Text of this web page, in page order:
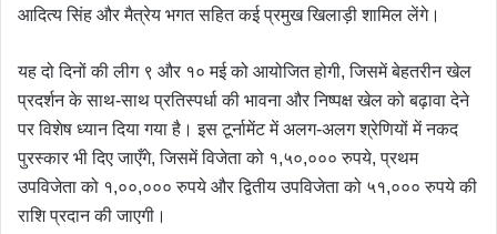
आदित्य सिंह और मैत्रेय भगत सहित कई प्रमुख खिलाड़ी शामिल लेंगे।
यह दो दिनों की लीग ९ और १० मई को आयोजित होगी, जिसमें बेहतरीन खेल
प्रदर्शन के साथ-साथ प्रतिस्पर्धा की भावना और निष्पक्ष खेल को बढ़ावा देने
पर विशेष ध्यान दिया गया है। इस टूर्नामेंट में अलग-अलग श्रेणियों में नकद
पुरस्कार भी दिए जाएँगे, जिसमें विजेता को १,५०,००० रुपये, प्रथम
उपविजेता को १,००,००० रुपये और द्वितीय उपविजेता को ५१,००० रुपये की
राशि प्रदान की जाएगी।